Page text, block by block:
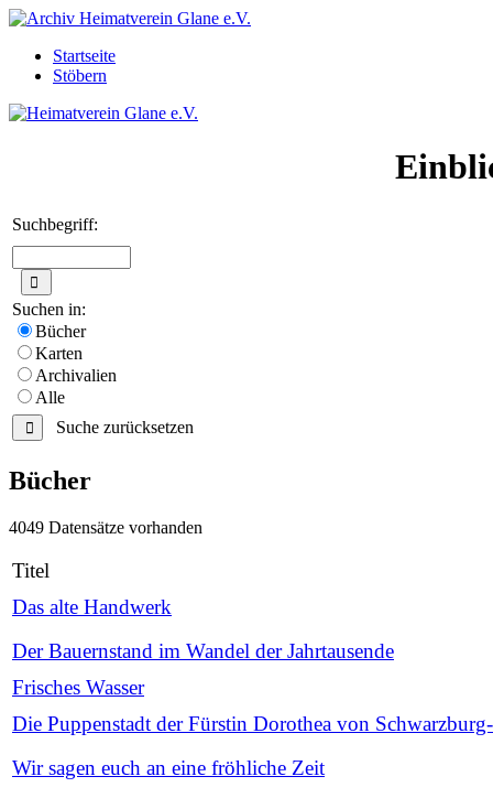
Startseite
Stöbern
Suchbegriff:
Suchen in:
Bücher
Karten
Archivalien
Alle
Suche zurücksetzen
Bücher
4049 Datensätze vorhanden
Titel
Das alte Handwerk
Der Bauernstand im Wandel der Jahrtausende
Frisches Wasser
Die Puppenstadt der Fürstin Dorothea von
Wir sagen euch an eine fröhliche Zeit